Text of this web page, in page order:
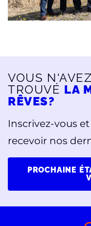
VOUS
TROUVÉ LA
RÊVES?
Inscrivez-vous et
recevoir nos
PROCHAINE